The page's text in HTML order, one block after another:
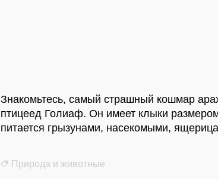
Знакомьтесь, самый страшный кошмар
птицеед Голиаф. Он имеет клыки
питается грызунами, насекомыми,
Природа и животные